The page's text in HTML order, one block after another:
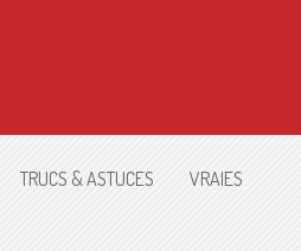
TRUCS & ASTUCES VRAIES